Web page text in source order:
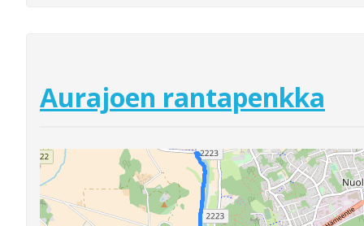
Aurajoen rantapenkka